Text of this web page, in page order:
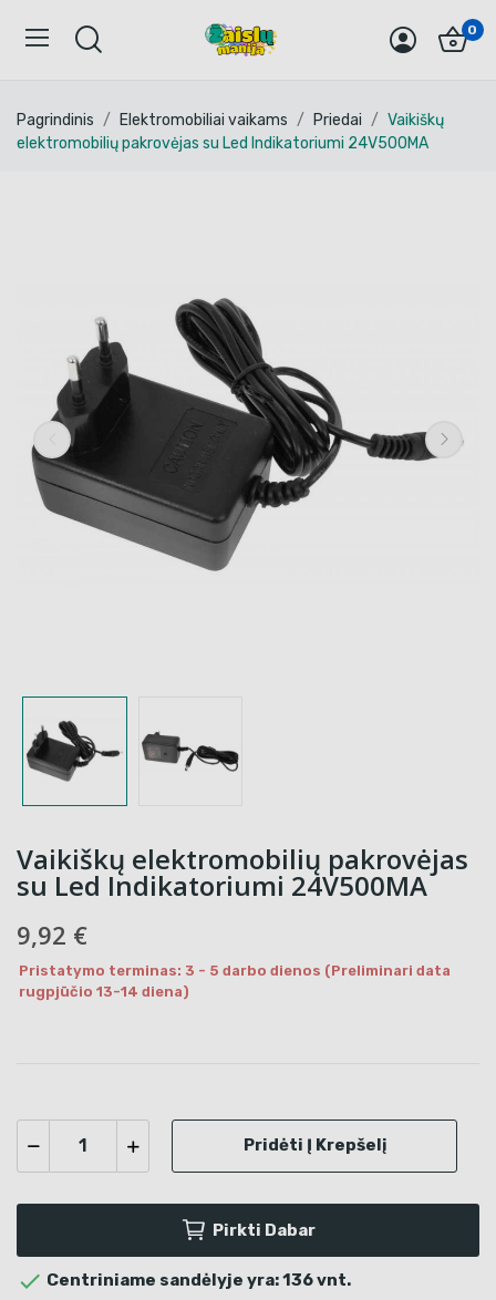
0
Pagrindinis Elektromobiliai vaikams Priedai
Vaikiškų
elektromobilių pakrovėjas su Led Indikatoriumi 24V500MA
Vaikiškų elektromobilių pakrovėjas
su Led Indikatoriumi 24V500MA
9,92 €
Pristatymo terminas: 3 - 5 darbo dienos (Preliminari data
rugpjūčio 13-14 diena)
Pridėti Į Krepšelį
Pirkti Dabar
 Centriniame sandėlyje yra: 136 vnt.